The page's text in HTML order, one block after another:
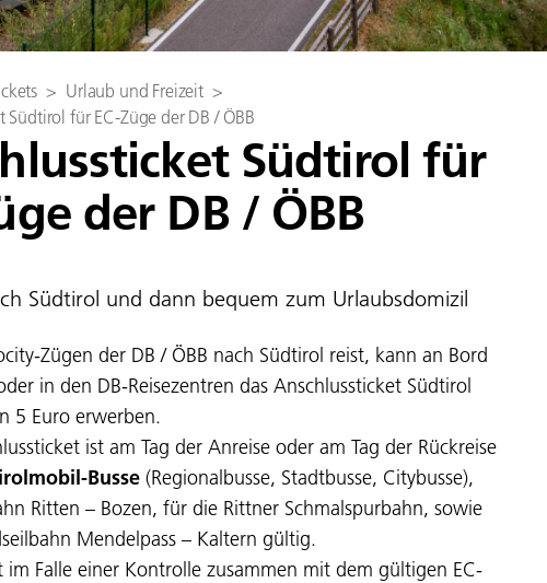
> Urlaub und Freizeit >
Südtirol für EC-Züge der DB / ÖBB
Südtirol für
der DB / ÖBB
Südtirol und dann bequem zum Urlaubsdomizil
Zügen der DB / ÖBB nach Südtirol reist, kann an Bord
in den DB-Reisezentren das Anschlussticket Südtirol
5 Euro erwerben.
ist am Tag der Anreise oder am Tag der Rückreise
Busse (Regionalbusse, Stadtbusse, Citybusse),
Ritten – Bozen, für die Rittner Schmalspurbahn, sowie
Mendelpass – Kaltern gültig.
im Falle einer Kontrolle zusammen mit dem gültigen EC-